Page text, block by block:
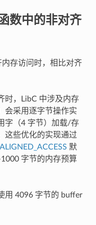
数中的非对齐
存访问时，相比对齐
时，LibC 中涉及内存
会采用逐字节操作实
字（4 字节）加载/存
这些优化的实现通过
默
字节的内存预算
用 4096 字节的 buffer